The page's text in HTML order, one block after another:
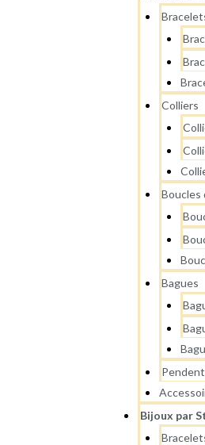
Colliers
Boucles
Bagues
Bijoux par